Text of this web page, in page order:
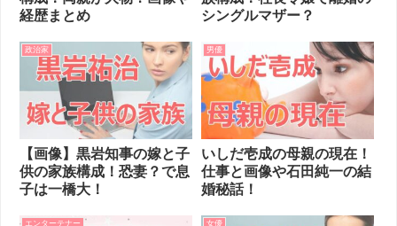
経歴まとめ
シングルマザー？
政治家
【画像】黒岩知事の嫁と子
供の家族構成！恐妻？で息
子は一橋大！
男優
いしだ壱成の母親の現在！
仕事と画像や石田純一の結
婚秘話！
エンターテナー 女優